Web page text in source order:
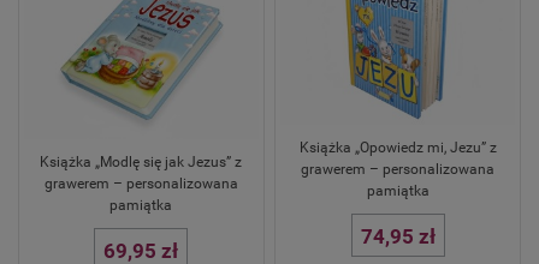
Książka „Modlę się jak Jezus” z
grawerem – personalizowana
pamiątka
69,95 zł
Książka „Opowiedz mi, Jezu” z
grawerem – personalizowana
pamiątka
74,95 zł